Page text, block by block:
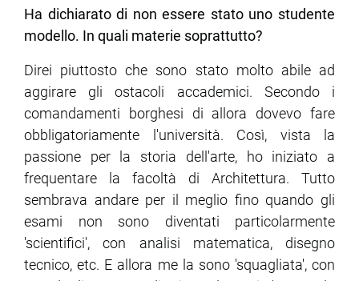
Ha dichiarato di non essere stato uno studente
modello. In quali materie soprattutto?
Direi piuttosto che sono stato molto abile ad
aggirare gli ostacoli accademici. Secondo i
comandamenti borghesi di allora dovevo fare
obbligatoriamente l'università. Così, vista la
passione per la storia dell'arte, ho iniziato a
frequentare la facoltà di Architettura. Tutto
sembrava andare per il meglio fino quando gli
esami non sono diventati particolarmente
'scientifici', con analisi matematica, disegno
tecnico, etc. E allora me la sono 'squagliata', con